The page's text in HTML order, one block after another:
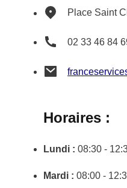
Place Saint
02 33 46 84
Horaires :
Lundi : 08:30 -
Mardi : 08:00 -